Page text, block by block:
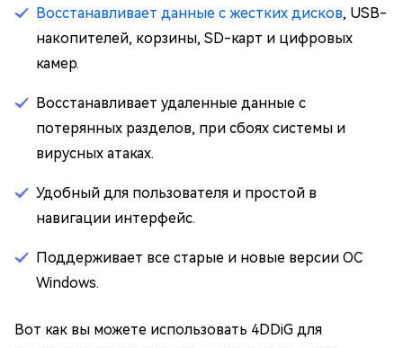
Восстанавливает данные с жестких дисков, USB-
накопителей, корзины, SD-карт и цифровых
камер.
Восстанавливает удаленные данные с
потерянных разделов, при сбоях системы и
вирусных атаках.
Удобный для пользователя и простой в
навигации интерфейс.
Поддерживает все старые и новые версии ОС
Windows.
Вот как вы можете использовать 4DDiG для